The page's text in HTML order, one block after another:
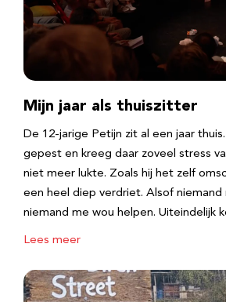
Mijn jaar als thuiszitter
De 12-jarige Petijn zit al een jaar
gepest en kreeg daar zoveel stress
niet meer lukte. Zoals hij het zelf
een heel diep verdriet. Alsof
niemand me wou helpen. Uiteindelijk
Lees meer